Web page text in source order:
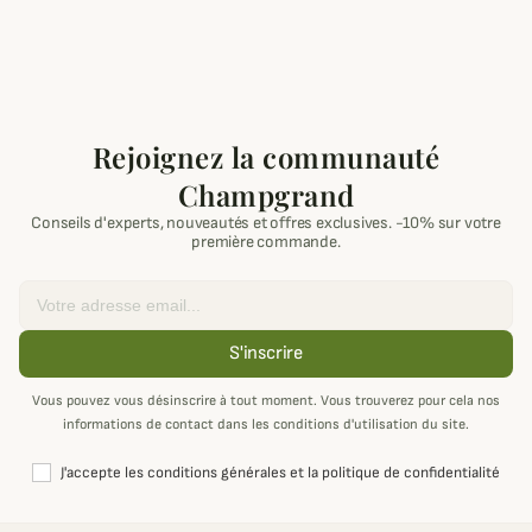
Rejoignez la communauté
Champgrand
Conseils d'experts, nouveautés et offres exclusives. -10% sur votre
première commande.
S'inscrire
Vous pouvez vous désinscrire à tout moment. Vous trouverez pour cela nos
informations de contact dans les conditions d'utilisation du site.
J'accepte les conditions générales et la politique de confidentialité